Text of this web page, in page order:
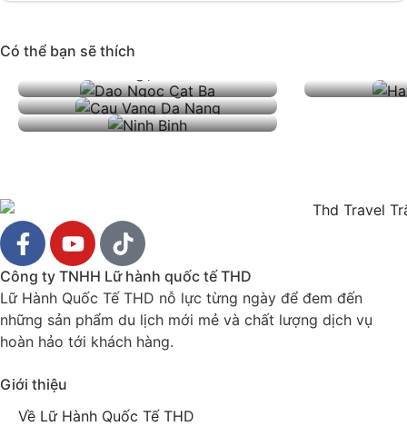
Có thể bạn sẽ thích
Đà Nẵng
Ninh Bình
Công ty TNHH Lữ hành quốc tế THD
Lữ Hành Quốc Tế THD nỗ lực từng ngày để đem đến
những sản phẩm du lịch mới mẻ và chất lượng dịch vụ
hoàn hảo tới khách hàng.
Giới thiệu
Về Lữ Hành Quốc Tế THD